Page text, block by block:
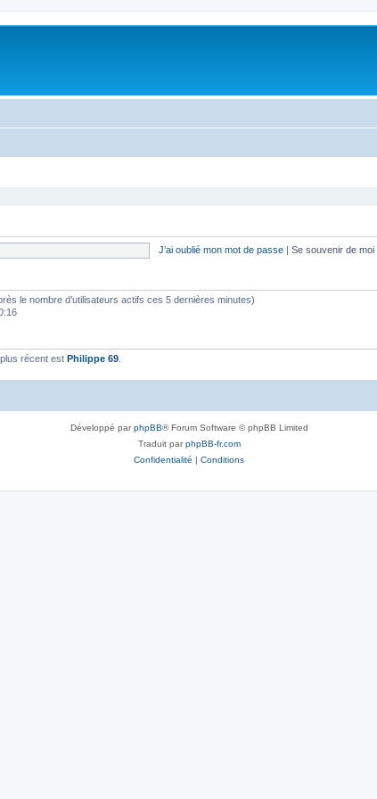
J’ai oublié mon mot de passe | Se souvenir de moi
le nombre d’utilisateurs actifs ces 5 dernières minutes)
récent est Philippe 69
Développé parphpBB® Forum Software © phpBB Limited
Traduit parphpBB-fr.com
Confidentialité | Conditions